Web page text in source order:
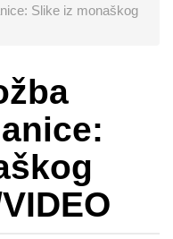
Slike iz monaškog